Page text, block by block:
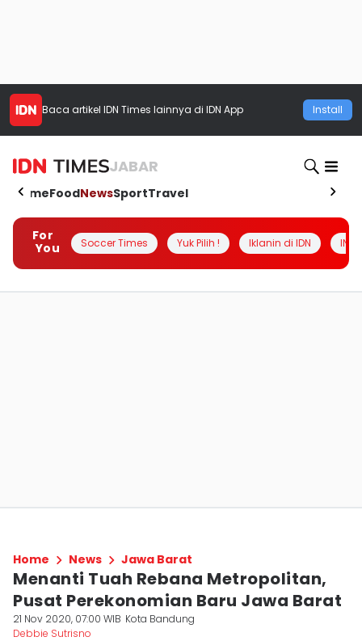
Baca artikel IDN Times lainnya di IDN App Install
JABAR
HomeFoodNewsSportTravel
For
You
Soccer Times Yuk Pilih ! Iklanin di IDN
Home News Jawa Barat
Menanti Tuah Rebana Metropolitan,
Pusat Perekonomian Baru Jawa Barat
21 Nov 2020, 07:00 WIB Kota Bandung
Debbie Sutrisno